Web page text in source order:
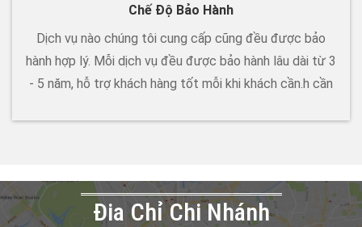
Chế Độ Bảo Hành
Dịch vụ nào chúng tôi cung cấp cũng đều được bảo
hành hợp lý. Mỗi dịch vụ đều được bảo hành lâu dài từ 3
- 5 năm, hỗ trợ khách hàng tốt mỗi khi khách cần.h cần
Đia Chỉ Chi Nhánh